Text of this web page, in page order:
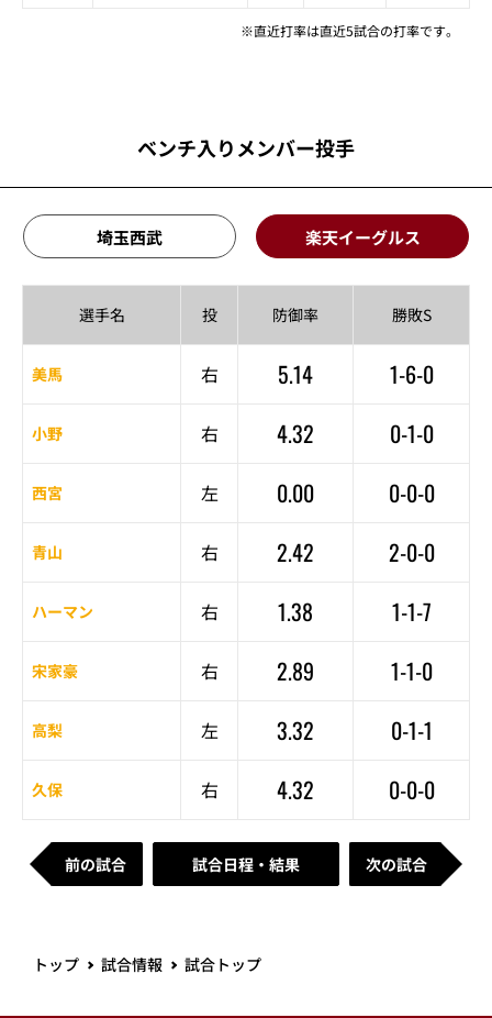
※直近打率は直近5試合の打率です。
ベンチ入りメンバー投手
埼玉西武 楽天イーグルス
選手名 投 防御率 勝敗S
美馬 右 5.14 1-6-0
小野 右 4.32 0-1-0
西宮 左 0.00 0-0-0
青山 右 2.42 2-0-0
ハーマン 右 1.38 1-1-7
宋家豪 右 2.89 1-1-0
高梨 左 3.32 0-1-1
久保 右 4.32 0-0-0
前の試合 試合日程・結果 次の試合
トップ 試合情報 試合トップ